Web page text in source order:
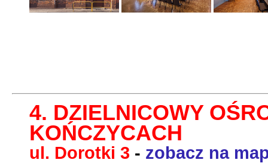
4. DZIELNICOWY
KOŃCZYCACH
ul. Dorotki 3 - zobacz na